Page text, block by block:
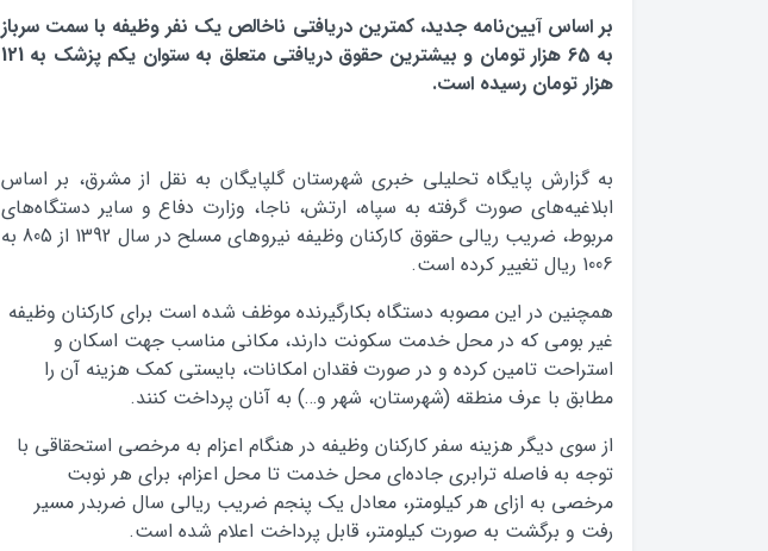
بر اساس آيين‌نامه جدید، کمترين دريافتي ناخالص يک نفر وظيفه با سمت سرباز
به 65 هزار تومان و بيشترين حقوق دريافتي متعلق به ستوان يکم پزشک به 121
هزار تومان رسيده است.
به گزارش پایگاه تحلیلی خبری شهرستان گلپایگان به نقل از مشرق، بر اساس
ابلاغیه‌های صورت گرفته به سپاه، ارتش، ناجا، وزارت دفاع و سایر دستگاه‌های
مربوط، ضریب ریالی حقوق کارکنان وظيفه نيروهاي مسلح در سال 1392 از 805 به
1006 ریال تغییر کرده است.
همچنین در این مصوبه دستگاه بکارگیرنده موظف شده است برای کارکنان وظیفه
غیر بومی که در محل خدمت سکونت دارند، مکانی مناسب جهت اسکان و
استراحت تامین کرده و در صورت فقدان امکانات، بایستی کمک هزینه آن را
مطابق با عرف منطقه (شهرستان، شهر و…) به آنان پرداخت کنند.
از سوی دیگر هزینه سفر کارکنان وظیفه در هنگام اعزام به مرخصی استحقاقی با
توجه به فاصله ترابری جاده‌ای محل خدمت تا محل اعزام، برای هر نوبت
مرخصی به ازای هر کیلومتر، معادل یک پنجم ضریب ریالی سال ضربدر مسیر
رفت و برگشت به صورت کیلومتر، قابل پرداخت اعلام شده است.